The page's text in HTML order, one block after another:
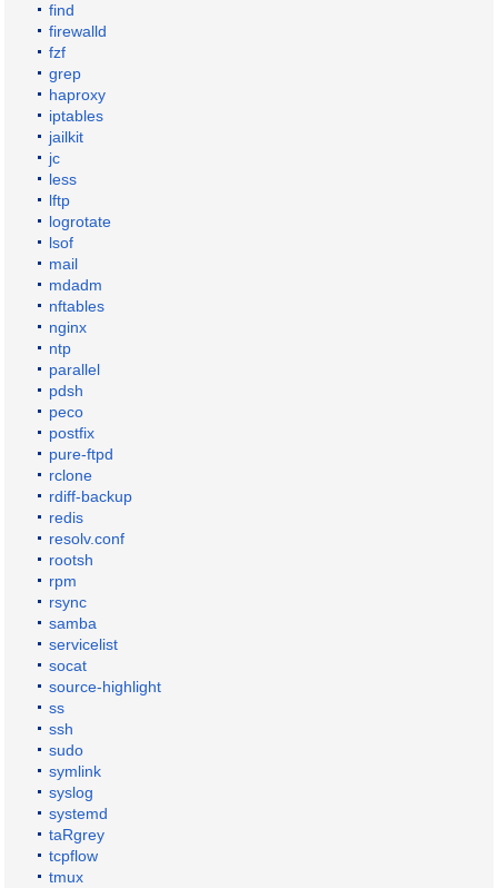
find
firewalld
fzf
grep
haproxy
iptables
jailkit
jc
less
lftp
logrotate
lsof
mail
mdadm
nftables
nginx
ntp
parallel
pdsh
peco
postfix
pure-ftpd
rclone
rdiff-backup
redis
resolv.conf
rootsh
rpm
rsync
samba
servicelist
socat
source-highlight
ss
ssh
sudo
symlink
syslog
systemd
taRgrey
tcpflow
tmux